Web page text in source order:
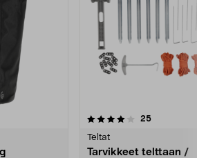
25arvostelut
Teltat
Tarvikkeet telttaan /
4.5viidestä